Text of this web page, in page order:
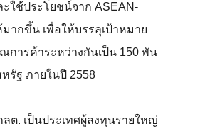
ใช้ประโยชน์จาก ASEAN-
มากขึ้น เพื่อให้บรรลุเป้าหมาย
การค้าระหว่างกันเป็น 150 พัน
รัฐ ภายในปี 2558
ลต. เป็นประเทศผู้ลงทุนรายใหญ่